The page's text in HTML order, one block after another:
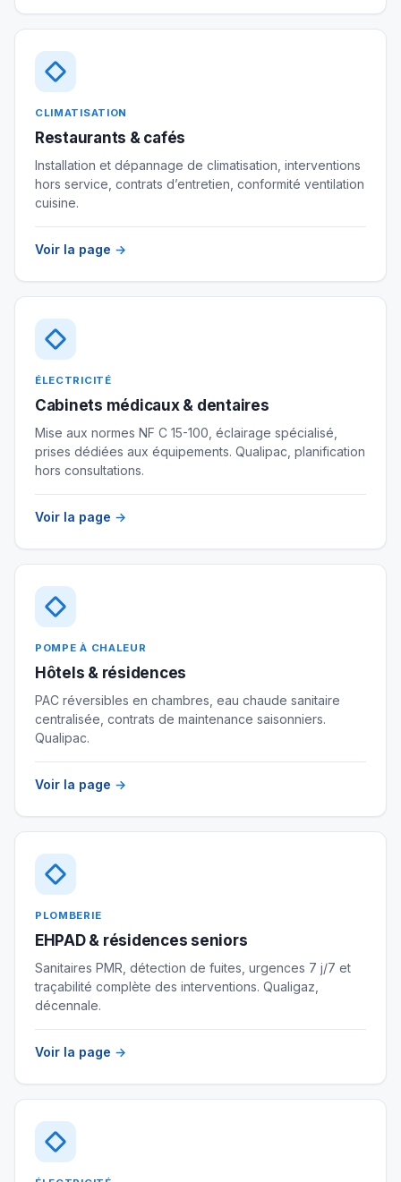
CLIMATISATION
Restaurants & cafés
Installation et dépannage de climatisation, interventions
hors service, contrats d’entretien, conformité ventilation
cuisine.
Voir la page →
ÉLECTRICITÉ
Cabinets médicaux & dentaires
Mise aux normes NF C 15-100, éclairage spécialisé,
prises dédiées aux équipements. Qualipac, planification
hors consultations.
Voir la page →
POMPE À CHALEUR
Hôtels & résidences
PAC réversibles en chambres, eau chaude sanitaire
centralisée, contrats de maintenance saisonniers.
Qualipac.
Voir la page →
PLOMBERIE
EHPAD & résidences seniors
Sanitaires PMR, détection de fuites, urgences 7 j/7 et
traçabilité complète des interventions. Qualigaz,
décennale.
Voir la page →